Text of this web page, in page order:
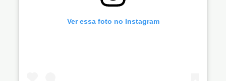
Ver essa foto no Instagram